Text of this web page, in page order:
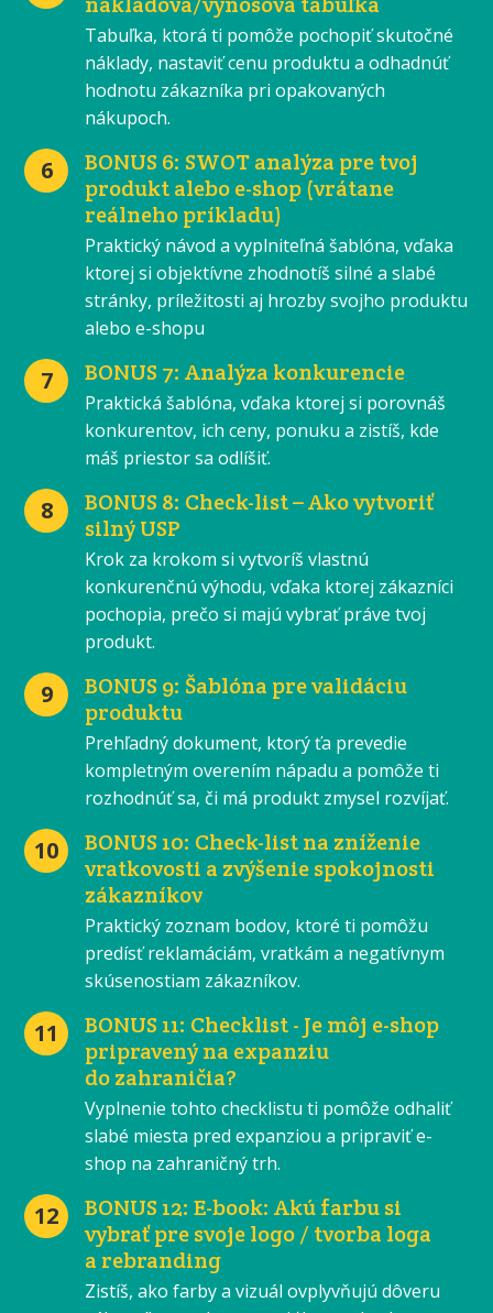
Tabuľka, ktorá ti pomôže pochopiť skutočné
náklady, nastaviť cenu produktu a odhadnúť
hodnotu zákazníka pri opakovaných
nákupoch.
6
BONUS 6: SWOT analýza pre tvoj
produkt alebo e-shop (vrátane
reálneho príkladu)
Praktický návod a vyplniteľná šablóna, vďaka
ktorej si objektívne zhodnotíš silné a slabé
stránky, príležitosti aj hrozby svojho produktu
alebo e-shopu
7 BONUS 7: Analýza konkurencie
Praktická šablóna, vďaka ktorej si porovnáš
konkurentov, ich ceny, ponuku a zistíš, kde
máš priestor sa odlíšiť.
8
BONUS 8: Check-list – Ako vytvoriť
silný USP
Krok za krokom si vytvoríš vlastnú
konkurenčnú výhodu, vďaka ktorej zákazníci
pochopia, prečo si majú vybrať práve tvoj
produkt.
9
BONUS 9: Šablóna pre validáciu
produktu
Prehľadný dokument, ktorý ťa prevedie
kompletným overením nápadu a pomôže ti
rozhodnúť sa, či má produkt zmysel rozvíjať.
10
BONUS 10: Check-list na zníženie
vratkovosti a zvýšenie spokojnosti
zákazníkov
Praktický zoznam bodov, ktoré ti pomôžu
predísť reklamáciám, vratkám a negatívnym
skúsenostiam zákazníkov.
11
BONUS 11: Checklist - Je môj e-shop
pripravený na expanziu
do zahraničia?
Vyplnenie tohto checklistu ti pomôže odhaliť
slabé miesta pred expanziou a pripraviť e-
shop na zahraničný trh.
12
BONUS 12: E-book: Akú farbu si
vybrať pre svoje logo / tvorba loga
a rebranding
Zistíš, ako farby a vizuál ovplyvňujú dôveru